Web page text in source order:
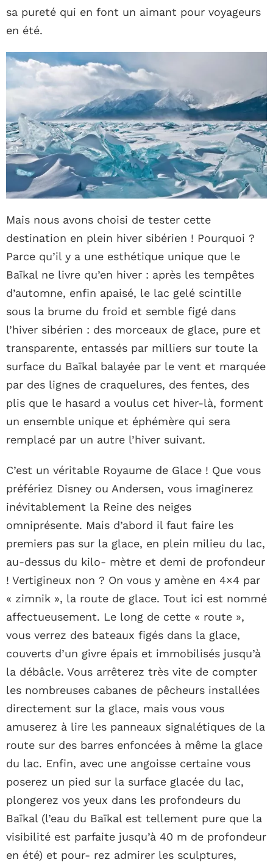
sa pureté qui en font un aimant pour voyageurs
en été.
Mais nous avons choisi de tester cette
destination en plein hiver sibérien ! Pourquoi ?
Parce qu’il y a une esthétique unique que le
Baïkal ne livre qu’en hiver : après les tempêtes
d’automne, enfin apaisé, le lac gelé scintille
sous la brume du froid et semble figé dans
l’hiver sibérien : des morceaux de glace, pure et
transparente, entassés par milliers sur toute la
surface du Baïkal balayée par le vent et marquée
par des lignes de craquelures, des fentes, des
plis que le hasard a voulus cet hiver-là, forment
un ensemble unique et éphémère qui sera
remplacé par un autre l’hiver suivant.
C’est un véritable Royaume de Glace ! Que vous
préfériez Disney ou Andersen, vous imaginerez
inévitablement la Reine des neiges
omniprésente. Mais d’abord il faut faire les
premiers pas sur la glace, en plein milieu du lac,
au-dessus du kilo- mètre et demi de profondeur
! Vertigineux non ? On vous y amène en 4×4 par
« zimnik », la route de glace. Tout ici est nommé
affectueusement. Le long de cette « route »,
vous verrez des bateaux figés dans la glace,
couverts d’un givre épais et immobilisés jusqu’à
la débâcle. Vous arrêterez très vite de compter
les nombreuses cabanes de pêcheurs installées
directement sur la glace, mais vous vous
amuserez à lire les panneaux signalétiques de la
route sur des barres enfoncées à même la glace
du lac. Enfin, avec une angoisse certaine vous
poserez un pied sur la surface glacée du lac,
plongerez vos yeux dans les profondeurs du
Baïkal (l’eau du Baïkal est tellement pure que la
visibilité est parfaite jusqu’à 40 m de profondeur
en été) et pour- rez admirer les sculptures,